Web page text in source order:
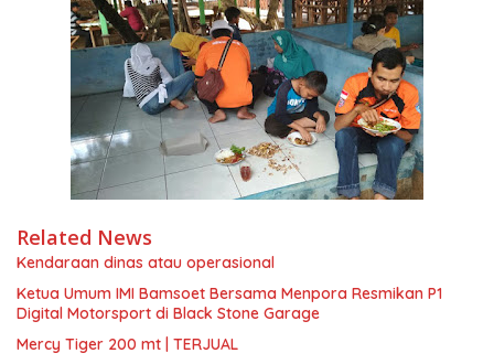
Related News
Kendaraan dinas atau operasional
Ketua Umum IMI Bamsoet Bersama Menpora Resmikan P1
Digital Motorsport di Black Stone Garage
Mercy Tiger 200 mt | TERJUAL